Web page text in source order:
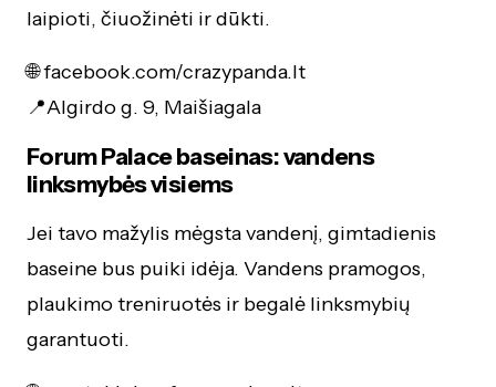
laipioti, čiuožinėti ir dūkti.
🌐 facebook.com/crazypanda.lt
📍Algirdo g. 9, Maišiagala
Forum Palace baseinas: vandens
linksmybės visiems
Jei tavo mažylis mėgsta vandenį, gimtadienis
baseine bus puiki idėja. Vandens pramogos,
plaukimo treniruotės ir begalė linksmybių
garantuoti.